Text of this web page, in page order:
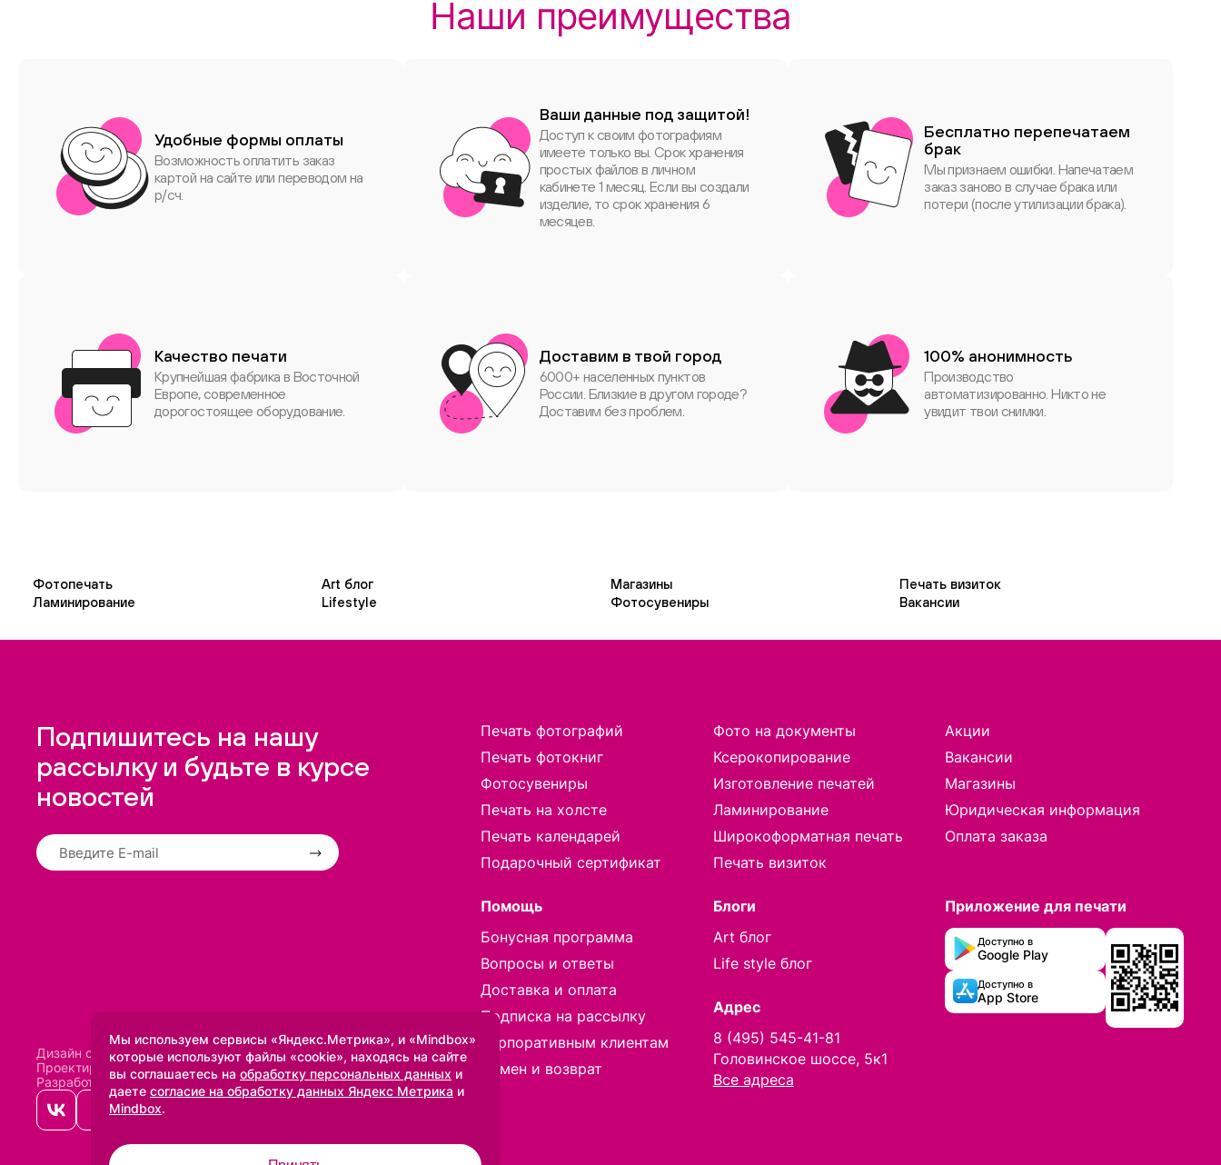
Наши преимущества
Удобные формы оплаты
Возможность оплатить заказ
картой на сайте или переводом на
р/сч.
Ваши данные под защитой!
Доступ к своим фотографиям
имеете только вы. Срок хранения
простых файлов в личном
кабинете 1 месяц. Если вы создали
изделие, то срок хранения 6
месяцев.
Бесплатно перепечатаем
брак
Мы признаем ошибки. Напечатаем
заказ заново в случае брака или
потери (после утилизации брака).
Качество печати
Крупнейшая фабрика в Восточной
Европе, современное
дорогостоящее оборудование.
Доставим в твой город
6000+ населенных пунктов
России. Близкие в другом городе?
Доставим без проблем.
100% анонимность
Производство
автоматизированно. Никто не
увидит твои снимки.
Фотопечать Art блог Магазины
Печать визиток
Ламинирование
Lifestyle Фотосувениры Вакансии
Подпишитесь на нашу
рассылку и будьте в курсе
новостей
Дизайн сделан вUprock
Проектирование и SEO:
Baklenev SEO
Разработано в Qualitica
Печать фотографий
Печать фотокниг
Фотосувениры
Печать на холсте
Печать календарей
Подарочный сертификат
Фото на документы
Ксерокопирование
Изготовление печатей
Ламинирование
Широкоформатная печать
Печать визиток
Акции
Вакансии
Магазины
Юридическая информация
Оплата заказа
Помощь
Бонусная программа
Вопросы и ответы
Доставка и оплата
Подписка на рассылку
Корпоративным клиентам
Обмен и возврат
Блоги
Art блог
Life style блог
Адрес
8 (495) 545-41-81
Головинское шоссе, 5к1
Все адреса
Приложение для печати
Доступно в
Google Play
Доступно в
App Store
Мы используем сервисы «Яндекс.Метрика», и «Mindbox»
которые используют файлы «cookie», находясь на сайте
вы соглашаетесь на обработку персональных данных и
даете согласие на обработку данных Яндекс Метрика и
Mindbox.